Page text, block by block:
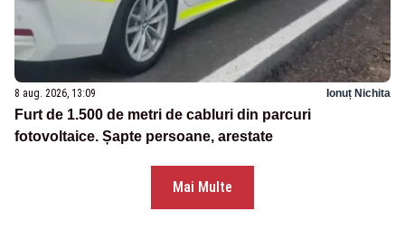
8 aug. 2026, 13:09 Ionuț Nichita
Furt de 1.500 de metri de cabluri din parcuri
fotovoltaice. Șapte persoane, arestate
Mai Multe